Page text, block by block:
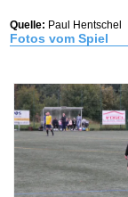
Quelle: Paul Hentschel
Fotos vom Spiel